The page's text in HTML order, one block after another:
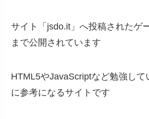
サイト「jsdo.it」へ投稿されたゲ
まで公開されています
HTML5やJavaScriptなど勉強して
に参考になるサイトです